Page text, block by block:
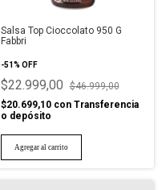
Salsa Top Cioccolato 950 G
Fabbri
-51% OFF
$22.999,00
$46.999,00
$20.699,10 con Transferencia
o depósito